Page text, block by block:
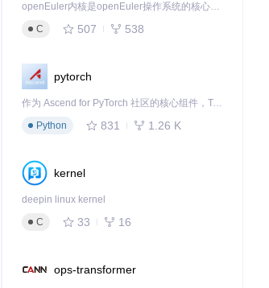
openEuler内核是openEuler操作系统的核心，既是系统性能与稳定性的基石，也是连接处理器、设备与服务的桥梁。
C
507 538
pytorch
作为 Ascend for PyTorch 社区的核心组件，TorchNPU 是昇腾专为 PyTorch 打造的深度学习适配插件，使 PyTorch 框架能够直接调用昇腾 NPU，为开发者提供昇腾 AI 处理器的超强算力。
Python
831 1.26 K
kernel
deepin linux kernel
C
33 16
ops-transformer